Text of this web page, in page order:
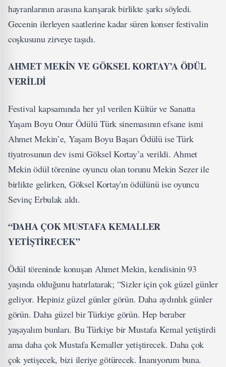
hayranlarının arasına karışarak birlikte şarkı söyledi.
Gecenin ilerleyen saatlerine kadar süren konser festivalin
coşkusunu zirveye taşıdı.
AHMET MEKİN VE GÖKSEL KORTAY’A ÖDÜL
VERİLDİ
Festival kapsamında her yıl verilen Kültür ve Sanatta
Yaşam Boyu Onur Ödülü Türk sinemasının efsane ismi
Ahmet Mekin’e, Yaşam Boyu Başarı Ödülü ise Türk
tiyatrosunun dev ismi Göksel Kortay’a verildi. Ahmet
Mekin ödül törenine oyuncu olan torunu Mekin Sezer ile
birlikte gelirken, Göksel Kortay'ın ödülünü ise oyuncu
Sevinç Erbulak aldı.
“DAHA ÇOK MUSTAFA KEMALLER
YETİŞTİRECEK”
Ödül töreninde konuşan Ahmet Mekin, kendisinin 93
yaşında olduğunu hatırlatarak; “Sizler için çok güzel günler
geliyor. Hepiniz güzel günler görün. Daha aydınlık günler
görün. Daha güzel bir Türkiye görün. Hep beraber
yaşayalım bunları. Bu Türkiye bir Mustafa Kemal yetiştirdi
ama daha çok Mustafa Kemaller yetiştirecek. Daha çok
çok yetişecek, bizi ileriye götürecek. İnanıyorum buna.